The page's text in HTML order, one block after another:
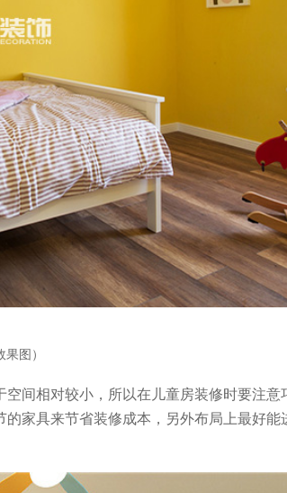
图）
间相对较小，所以在儿童房装修时要注意
家具来节省装修成本，另外布局上最好能